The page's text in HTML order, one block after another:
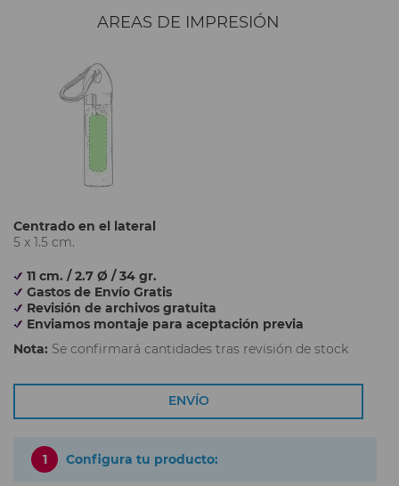
AREAS DE IMPRESIÓN
Centrado en el lateral
5 x 1.5 cm.
11 cm. / 2.7 Ø / 34 gr.
Gastos de Envío Gratis
Revisión de archivos gratuita
Enviamos montaje para aceptación previa
Nota: Se confirmará cantidades tras revisión de stock
ENVÍO
1 Configura tu producto: